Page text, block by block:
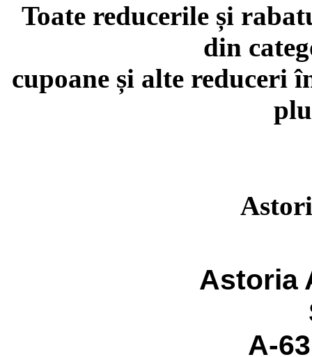
Toate reducerile și
din
cupoane și alte reduceri
Astoria
A-